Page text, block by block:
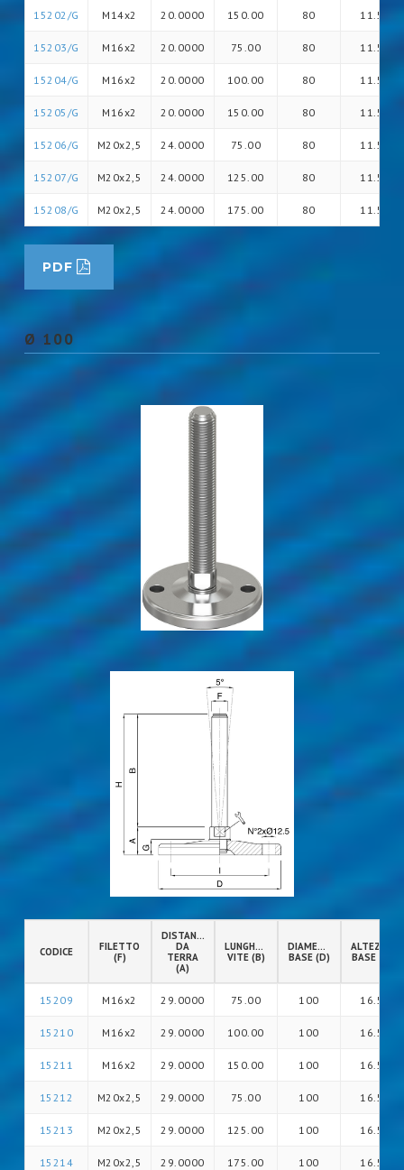
15202/G M14x2 20.0000 150.00 80 11.5
15203/G M16x2 20.0000 75.00 80 11.5
15204/G M16x2 20.0000 100.00 80 11.5
15205/G M16x2 20.0000 150.00 80 11.5
15206/G M20x2,5 24.0000 75.00 80 11.5
15207/G M20x2,5 24.0000 125.00 80 11.5
15208/G M20x2,5 24.0000 175.00 80 11.5
PDF
Ø 100
CODICE
FILETTO
(F)
DISTANZA
DA
TERRA
(A)
LUNGHEZZA
VITE (B)
DIAMETRO
BASE (D)
ALTEZZA
BASE (G)
15209 M16x2 29.0000 75.00 100 16.5
15210 M16x2 29.0000 100.00 100 16.5
15211 M16x2 29.0000 150.00 100 16.5
15212 M20x2,5 29.0000 75.00 100 16.5
15213 M20x2,5 29.0000 125.00 100 16.5
15214 M20x2,5 29.0000 175.00 100 16.5